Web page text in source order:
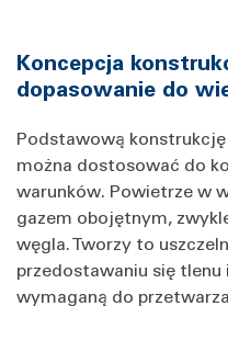
Koncepcja
dopasowanie do
Podstawową
można dostosować do
warunków. Powietrze w
gazem obojętnym,
węgla. Tworzy to
przedostawaniu się
wymaganą do